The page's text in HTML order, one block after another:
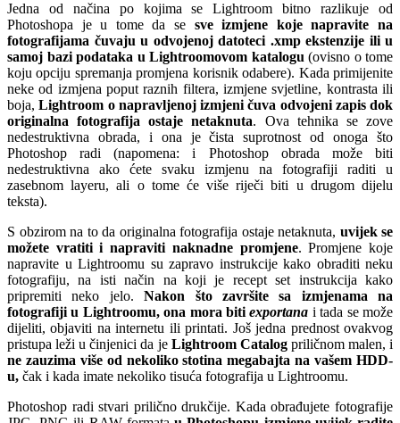
Jedna od načina po kojima se Lightroom bitno razlikuje od
Photoshopa je u tome da se sve izmjene koje napravite na
fotografijama čuvaju u odvojenoj datoteci .xmp ekstenzije ili u
samoj bazi podataka u Lightroomovom katalogu (ovisno o tome
koju opciju spremanja promjena korisnik odabere). Kada primijenite
neke od izmjena poput raznih filtera, izmjene svjetline, kontrasta ili
boja,Lightroom o napravljenoj izmjeni čuva odvojeni zapis dok
originalna fotografija ostaje netaknuta. Ova tehnika se zove
nedestruktivna obrada, i ona je čista suprotnost od onoga što
Photoshop radi (napomena: i Photoshop obrada može biti
nedestruktivna ako ćete svaku izmjenu na fotografiji raditi u
zasebnom layeru, ali o tome će više riječi biti u drugom dijelu
teksta).
S obzirom na to da originalna fotografija ostaje netaknuta, uvijek se
možete vratiti i napraviti naknadne promjene. Promjene koje
napravite u Lightroomu su zapravo instrukcije kako obraditi neku
fotografiju, na isti način na koji je recept set instrukcija kako
pripremiti neko jelo.Nakon što završite sa izmjenama na
fotografiji u Lightroomu, ona mora bitiexportana i tada se može
dijeliti, objaviti na internetu ili printati. Još jedna prednost ovakvog
pristupa leži u činjenici da je Lightroom Catalogpriličnom malen, i
ne zauzima više od nekoliko stotina megabajta na vašem HDD-
u, čak i kada imate nekoliko tisuća fotografija u Lightroomu.
Photoshop radi stvari prilično drukčije. Kada obrađujete fotografije